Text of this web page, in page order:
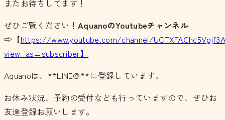
またお待ちしてます！
ぜひご覧ください！ AquanoのYoutubeチャンネル
⇨【https://www.youtube.com/channel/
view_as=subscriber】
Aquanoは、**LINE@**に登録しています。
お休み状況、予約の受付なども行っていますので、ぜひお
友達登録お願いします。